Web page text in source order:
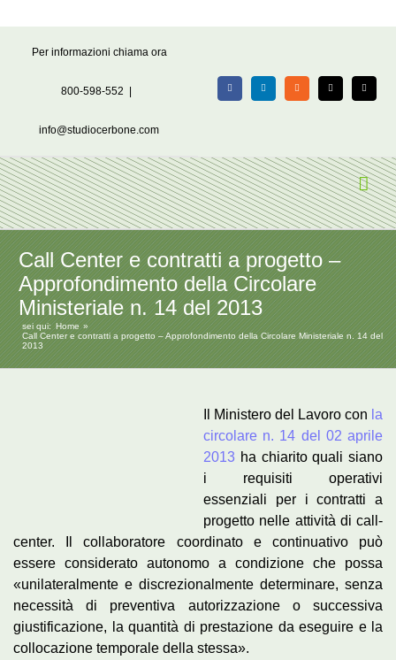
Per informazioni chiama ora
800-598-552
info@studiocerbone.com
FacebookLinkedIn Rss X Email
Call Center e contratti a progetto –
Approfondimento della Circolare
Ministeriale n. 14 del 2013
sei qui:
Home
Call Center e contratti a progetto – Approfondimento della Circolare Ministeriale n. 14 del
2013
Il Ministero del Lavoro con la
circolare n. 14 del 02 aprile
2013 ha chiarito quali siano
i requisiti operativi
essenziali per i contratti a
progetto nelle attività di call-
center. Il collaboratore coordinato e continuativo può
essere considerato autonomo a condizione che possa
«unilateralmente e discrezionalmente determinare, senza
necessità di preventiva autorizzazione o successiva
giustificazione, la quantità di prestazione da eseguire e la
collocazione temporale della stessa».